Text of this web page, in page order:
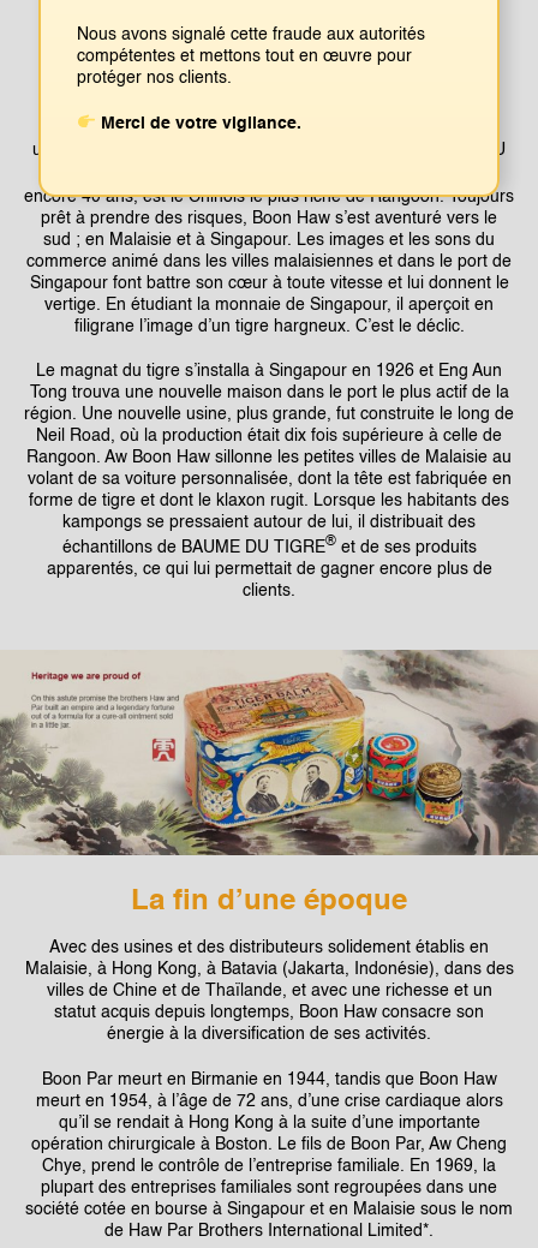
Boon Haw s’aventure au sud : en
Malaisie et à Singapour
La prochaine étape logique pour Boon Haw était de déposer
une marque : quoi d’autre que son propre nom, et BAUME DU
encore 40 ans, est le Chinois le plus riche de Rangoon. Toujours
prêt à prendre des risques, Boon Haw s’est aventuré vers le
sud ; en Malaisie et à Singapour. Les images et les sons du
commerce animé dans les villes malaisiennes et dans le port de
Singapour font battre son cœur à toute vitesse et lui donnent le
vertige. En étudiant la monnaie de Singapour, il aperçoit en
filigrane l’image d’un tigre hargneux. C’est le déclic.
Le magnat du tigre s’installa à Singapour en 1926 et Eng Aun
Tong trouva une nouvelle maison dans le port le plus actif de la
région. Une nouvelle usine, plus grande, fut construite le long de
Neil Road, où la production était dix fois supérieure à celle de
Rangoon. Aw Boon Haw sillonne les petites villes de Malaisie au
volant de sa voiture personnalisée, dont la tête est fabriquée en
forme de tigre et dont le klaxon rugit. Lorsque les habitants des
kampongs se pressaient autour de lui, il distribuait des
échantillons de BAUME DU TIGRE®et de ses produits
apparentés, ce qui lui permettait de gagner encore plus de
clients.
La fin d’une époque
Avec des usines et des distributeurs solidement établis en
Malaisie, à Hong Kong, à Batavia (Jakarta, Indonésie), dans des
villes de Chine et de Thaïlande, et avec une richesse et un
statut acquis depuis longtemps, Boon Haw consacre son
énergie à la diversification de ses activités.
Boon Par meurt en Birmanie en 1944, tandis que Boon Haw
meurt en 1954, à l’âge de 72 ans, d’une crise cardiaque alors
qu’il se rendait à Hong Kong à la suite d’une importante
opération chirurgicale à Boston. Le fils de Boon Par, Aw Cheng
Chye, prend le contrôle de l’entreprise familiale. En 1969, la
plupart des entreprises familiales sont regroupées dans une
société cotée en bourse à Singapour et en Malaisie sous le nom
de Haw Par Brothers International Limited*.
Nous avons signalé cette fraude aux autorités
compétentes et mettons tout en œuvre pour
protéger nos clients.
Merci de votre vigilance.